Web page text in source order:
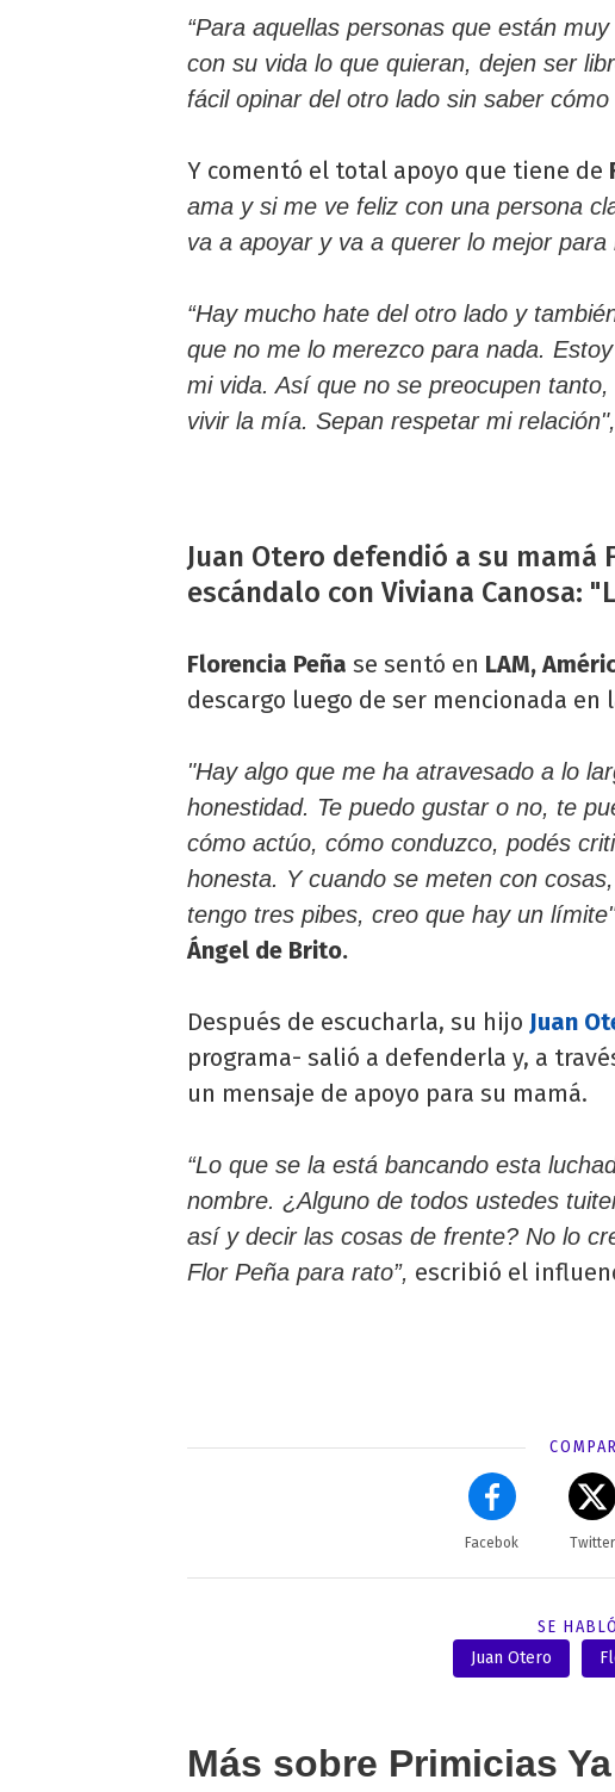
“Para aquellas personas que están
con su vida lo que quieran, dejen ser
fácil opinar del otro lado sin saber cómo
Y comentó el total apoyo que tiene de
ama y si me ve feliz con una persona
va a apoyar y va a querer lo mejor para
“Hay mucho hate del otro lado y
que no me lo merezco para nada.
mi vida. Así que no se preocupen
vivir la mía. Sepan respetar mi relación",
Juan Otero defendió a su mamá
escándalo con Viviana Canosa:
Florencia Peña se sentó en LAM,
descargo luego de ser mencionada en
"Hay algo que me ha atravesado a lo
honestidad. Te puedo gustar o no, te
cómo actúo, cómo conduzco, podés
honesta. Y cuando se meten con
tengo tres pibes, creo que hay un
Ángel de Brito.
Después de escucharla, su hijo Juan
programa- salió a defenderla y, a
un mensaje de apoyo para su mamá.
“Lo que se la está bancando esta
nombre. ¿Alguno de todos ustedes
así y decir las cosas de frente? No lo
Flor Peña para rato”, escribió el
Facebok Twitter
SE
Juan Otero
Más sobre Primicias Ya